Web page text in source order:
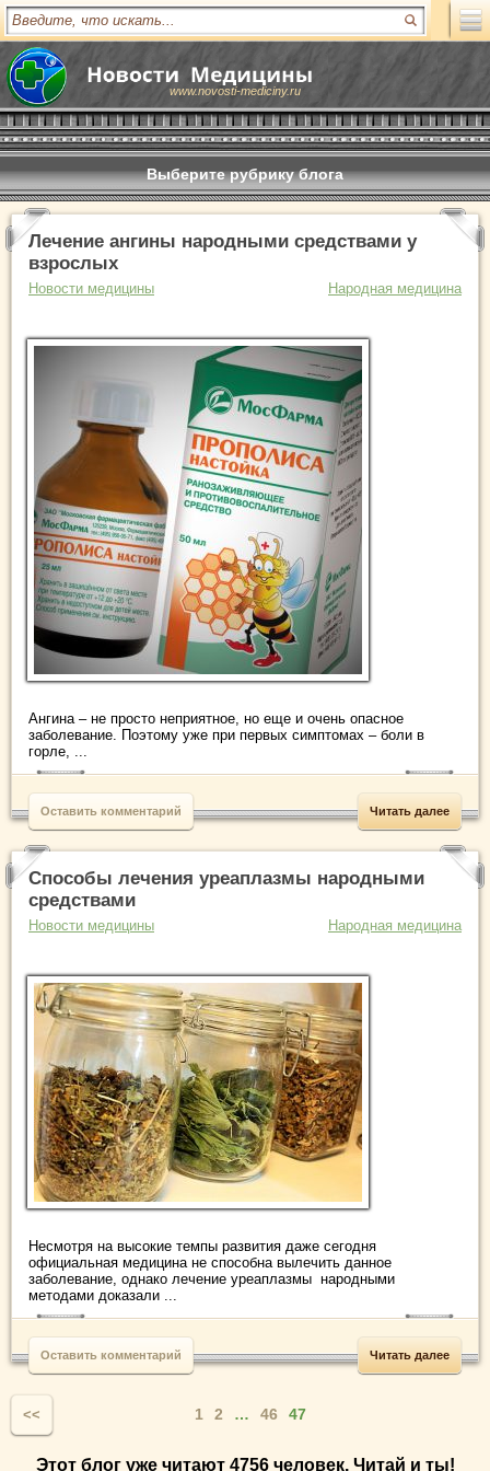
www.novosti-mediciny.ru
Выберите рубрику блога
Лечение ангины народными средствами у
взрослых
Новости медицины Народная медицина
Ангина – не просто неприятное, но еще и очень опасное
заболевание. Поэтому уже при первых симптомах – боли в
горле, ...
Читать далее
Оставить комментарий
Способы лечения уреаплазмы народными
средствами
Новости медицины Народная медицина
Несмотря на высокие темпы развития даже сегодня
официальная медицина не способна вылечить данное
заболевание, однако лечение уреаплазмы народными
методами доказали ...
Читать далее
Оставить комментарий
<< 1 2 … 46 47
Этот блог уже читают 4756 человек. Читай и ты!